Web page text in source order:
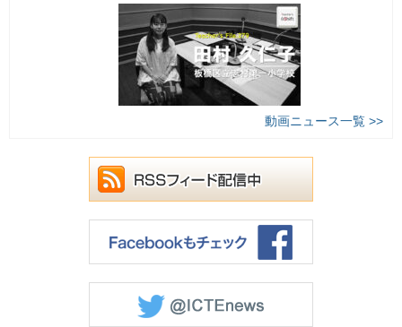
動画ニュース一覧 >>